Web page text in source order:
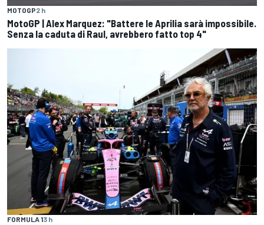
MOTOGP2 h
MotoGP | Alex Marquez: "Battere le Aprilia sarà impossibile.
Senza la caduta di Raul, avrebbero fatto top 4"
FORMULA 13 h